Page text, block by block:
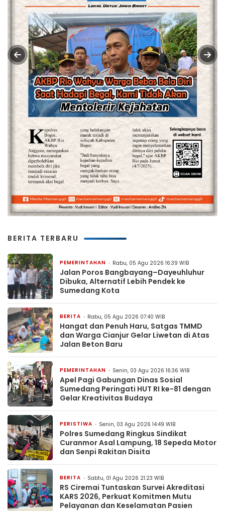
BERITA TERBARU
PEMERINTAHAN Rabu, 05 Agu 2026 16:39 WIB
Jalan Poros Bangbayang–Dayeuhluhur
Dibuka, Alternatif Lebih Pendek ke
Sumedang Kota
BERITA Rabu, 05 Agu 2026 07:40 WIB
Hangat dan Penuh Haru, Satgas TMMD
dan Warga Cianjur Gelar Liwetan di Atas
Jalan Beton Baru
PEMERINTAHAN Senin, 03 Agu 2026 16:36 WIB
Apel Pagi Gabungan Dinas Sosial
Sumedang Peringati HUT RI ke-81 dengan
Gelar Kreativitas Budaya
PERISTIWA Senin, 03 Agu 2026 14:49 WIB
Polres Sumedang Ringkus Sindikat
Curanmor Asal Lampung, 18 Sepeda Motor
dan Senpi Rakitan Disita
BERITA Sabtu, 01 Agu 2026 21:23 WIB
RS Ciremai Tuntaskan Survei Akreditasi
KARS 2026, Perkuat Komitmen Mutu
Pelayanan dan Keselamatan Pasien